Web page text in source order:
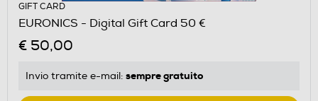
GIFT CARD
EURONICS - Digital Gift Card 50 €
€ 50,00
Invio tramite e-mail: sempre gratuito